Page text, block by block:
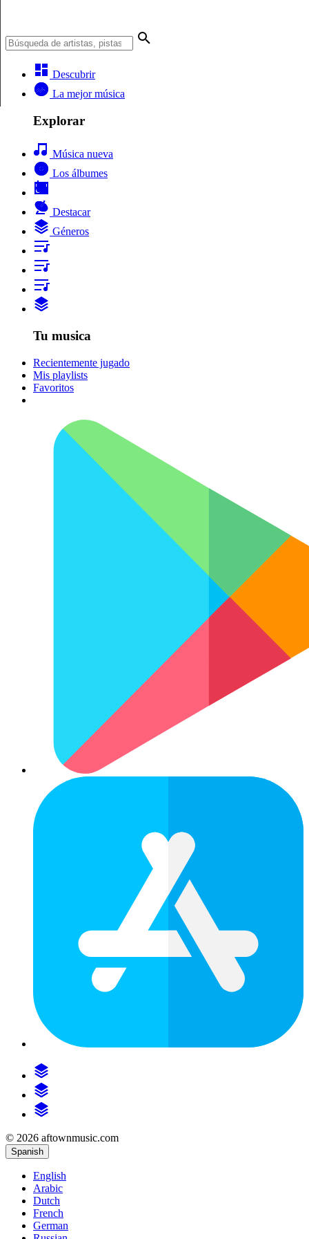
Descubrir
La mejor música
Explorar
Música nueva
Los álbumes
Destacar
Géneros
Tu musica
Recientemente jugado
Mis playlists
Favoritos
© 2026 aftownmusic.com
Spanish
English
Arabic
Dutch
French
German